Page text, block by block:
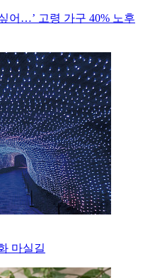
어…’ 고령 가구 40% 노후
마실길